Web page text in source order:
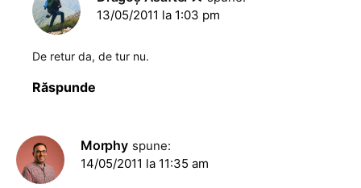
13/05/2011 la 1:03 pm
De retur da, de tur nu.
Răspunde
Morphy spune:
14/05/2011 la 11:35 am